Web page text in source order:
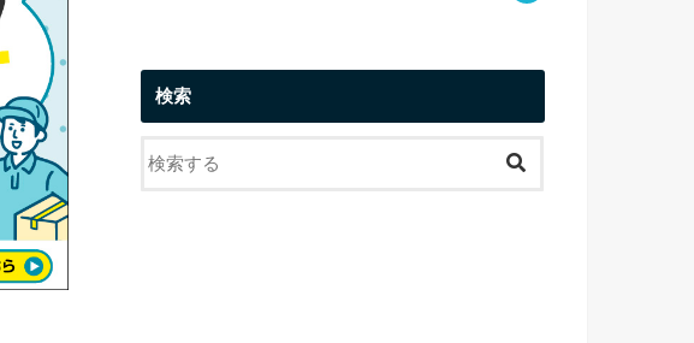
検索